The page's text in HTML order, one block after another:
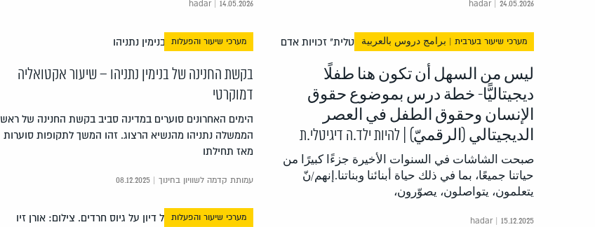
hadar | 24.05.2026
hadar | 14.05.2026
מערכי שיעור בערבית | برامج دروس بالعربية
ليس من السهل أن تكون هنا طفلًا
ديجيتاليًّا- خطة درس بموضوع حقوق
الإنسان وحقوق الطفل في العصر
الديجيتالي (الرقميّ) | להיות ילד.ה דיגיטלי.ת
صبحت الشاشات في السنوات الأخيرة جزءًا كبيرًا من
حياتنا جميعًا، بما في ذلك حياة أبنائنا وبناتنا.إنهم/نّ
يتعلمون، يتواصلون، يصوّرون،
hadar | 15.12.2025
מערכי שיעור והפעלות
בקשת החנינה של בנימין נתניהו – שיעור אקטואליה
דמוקרטי
הימים האחרונים סוערים במדינה סביב בקשת החנינה של ראש
הממשלה נתניהו מהנשיא הרצוג. זהו המשך לתקופות סוערות
מאז תחילתו
עמותת קדמה לשוויון בחינוך | 08.12.2025
מערכי שיעור והפעלות